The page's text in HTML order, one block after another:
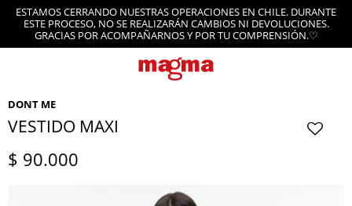
ESTAMOS CERRANDO NUESTRAS OPERACIONES EN CHILE. DURANTE
ESTE PROCESO, NO SE REALIZARÁN CAMBIOS NI DEVOLUCIONES.
GRACIAS POR ACOMPAÑARNOS Y POR TU COMPRENSIÓN.♡
DONT ME
VESTIDO MAXI
$ 90.000